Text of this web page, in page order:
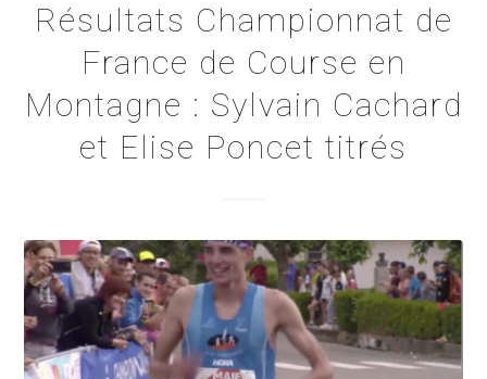
Résultats Championnat de
France de Course en
Montagne : Sylvain Cachard
et Elise Poncet titrés